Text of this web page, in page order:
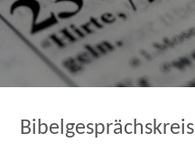
Bibelgesprächskreis